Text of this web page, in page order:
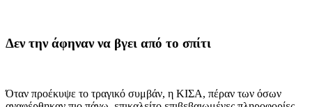
Δεν την άφηναν να βγει από το σπίτι
Όταν προέκυψε το τραγικό συμβάν, η ΚΙΣΑ, πέραν των όσων